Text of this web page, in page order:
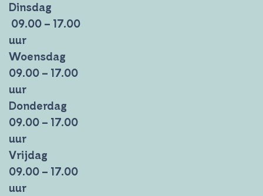
Dinsdag
09.00 – 17.00
uur
Woensdag
09.00 – 17.00
uur
Donderdag
09.00 – 17.00
uur
Vrijdag
09.00 – 17.00
uur